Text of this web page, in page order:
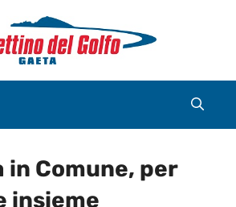
in Comune, per
insieme